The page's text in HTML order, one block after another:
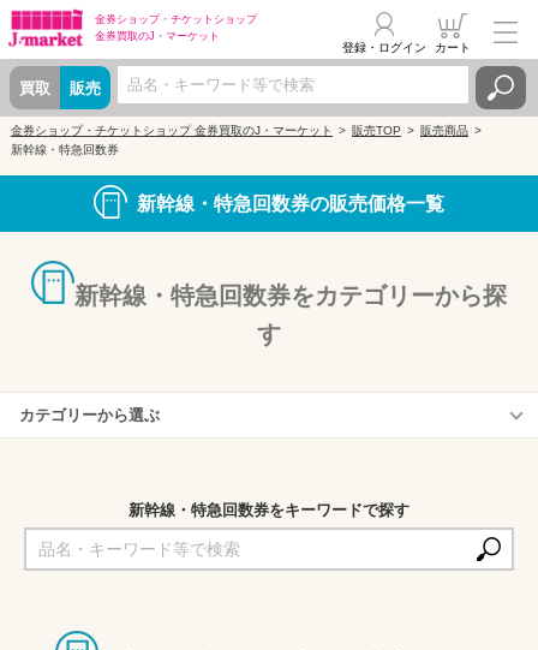
金券ショップ・ チケットショップ
金券買取のJ・マーケット
買取 販売
登録・ログイン カート
金券ショップ・チケットショップ 金券買取のJ・マーケット 販売TOP
販売商品
新幹線・特急回数券
新幹線・特急回数券の販売価格一覧
新幹線・特急回数券をカテゴリーから探
す
カテゴリーから選ぶ
新幹線・特急回数券をキーワードで探す